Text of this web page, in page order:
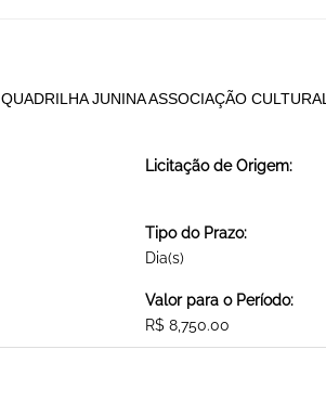
JUNINA ASSOCIAÇÃO
Licitação de Origem:
Tipo do Prazo:
Dia(s)
Valor para o Período:
R$ 8,750.00